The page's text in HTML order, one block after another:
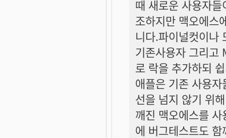
때 새로운 사용자
조하지만 맥오에스
니다.파이널컷이나
기존사용자 그리고
로 락을 추가하되
애플은 기존 사용
선을 넘지 않기 위
깨진 맥오에스를
에 버그테스트도